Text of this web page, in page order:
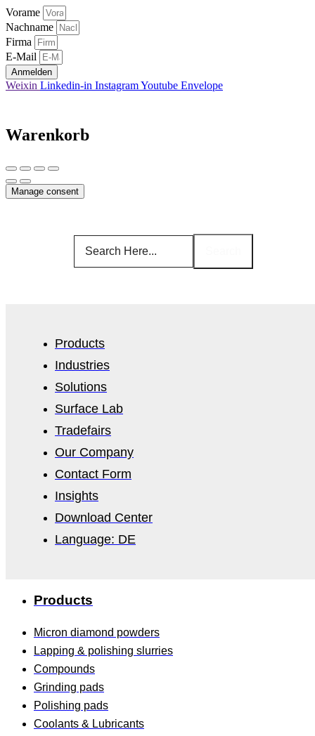
Vorame
Nachname
Firma
E-Mail
Anmelden
Weixin Linkedin-in InstagramYoutube Envelope
Warenkorb
Manage consent
Products
Industries
Solutions
Surface Lab
Tradefairs
Our Company
Contact Form
Insights
Download Center
Language: DE
Products
Micron diamond powders
Lapping & polishing slurries
Compounds
Grinding pads
Polishing pads
Coolants & Lubricants